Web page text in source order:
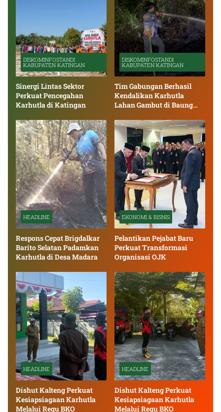
DISKOMINFOSTANDI
KABUPATEN KATINGAN
Sinergi Lintas Sektor
Perkuat Pencegahan
Karhutla di Katingan
DISKOMINFOSTANDI
KABUPATEN KATINGAN
Tim Gabungan Berhasil
Kendalikan Karhutla
Lahan Gambut di Baung
HEADLINE
Respons Cepat Brigdalkar
Barito Selatan Padamkan
Karhutla di Desa Madara
EKONOMI & BISNIS
Pelantikan Pejabat Baru
Perkuat Transformasi
Organisasi OJK
HEADLINE
Dishut Kalteng Perkuat
Kesiapsiagaan Karhutla
Melalui Regu BKO
HEADLINE
Dishut Kalteng Perkuat
Kesiapsiagaan Karhutla
Melalui Regu BKO